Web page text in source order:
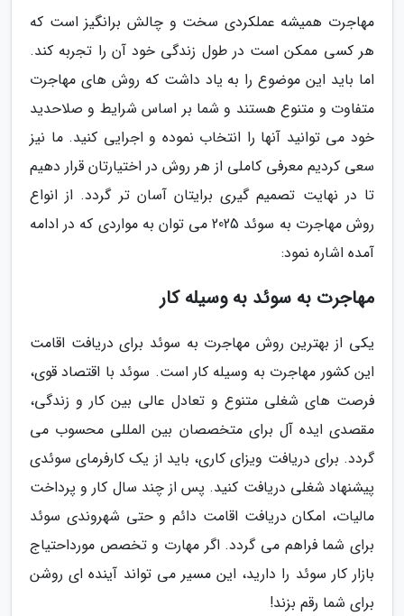
مهاجرت همیشه عملکردی سخت و چالش برانگیز است که
هر کسی ممکن است در طول زندگی خود آن را تجربه کند.
اما باید این موضوع را به یاد داشت که روش های مهاجرت
متفاوت و متنوع هستند و شما بر اساس شرایط و صلاحدید
خود می توانید آنها را انتخاب نموده و اجرایی کنید. ما نیز
سعی کردیم معرفی کاملی از هر روش در اختیارتان قرار دهیم
تا در نهایت تصمیم گیری برایتان آسان تر گردد. از انواع
روش مهاجرت به سوئد 2025 می توان به مواردی که در ادامه
آمده اشاره نمود:
مهاجرت به سوئد به وسیله کار
یکی از بهترین روش مهاجرت به سوئد برای دریافت اقامت
این کشور مهاجرت به وسیله کار است. سوئد با اقتصاد قوی،
فرصت های شغلی متنوع و تعادل عالی بین کار و زندگی،
مقصدی ایده آل برای متخصصان بین المللی محسوب می
گردد. برای دریافت ویزای کاری، باید از یک کارفرمای سوئدی
پیشنهاد شغلی دریافت کنید. پس از چند سال کار و پرداخت
مالیات، امکان دریافت اقامت دائم و حتی شهروندی سوئد
برای شما فراهم می گردد. اگر مهارت و تخصص مورداحتیاج
بازار کار سوئد را دارید، این مسیر می تواند آینده ای روشن
برای شما رقم بزند!